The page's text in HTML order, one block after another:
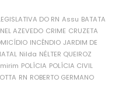
DO RN Assu BATATA
AZEVEDO CRIME CRUZETA
INCÊNDIO JARDIM DE
Nilda NÉLTER QUEIROZ
POLÍCIA POLÍCIA CIVIL
RN ROBERTO GERMANO